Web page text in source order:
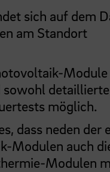
sich auf dem
am Standort
sowohl detaillierte
möglich.
dass neden der
Modulen auch
Modulen